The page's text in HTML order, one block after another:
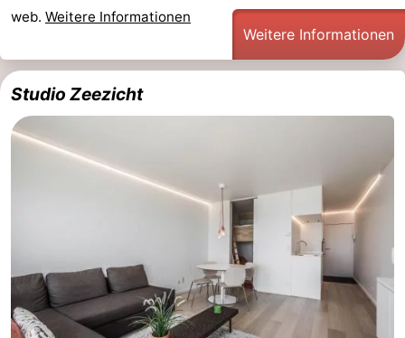
web. Weitere Informationen
Weitere Informationen
Studio Zeezicht